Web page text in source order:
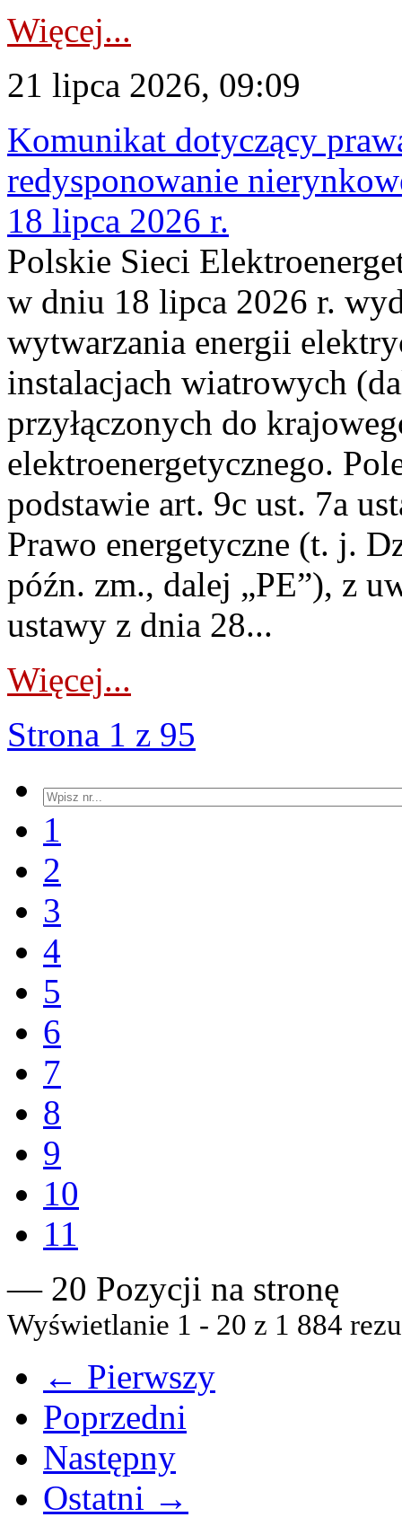
Więcej...
21 lipca 2026, 09:09
Komunikat dotyczący
redysponowanie
18 lipca 2026 r.
Polskie Sieci
w dniu 18 lipca 2026 r.
wytwarzania energii
instalacjach wiatrowych
przyłączonych do
elektroenergetycznego.
podstawie art. 9c ust. 7a
Prawo energetyczne (t. j.
późn. zm., dalej „PE”), z
ustawy z dnia 28...
Więcej...
Strona 1 z 95
1
2
3
4
5
6
7
8
9
10
11
— 20 Pozycji na stronę
Wyświetlanie 1 - 20 z 1 884
← Pierwszy
Poprzedni
Następny
Ostatni →